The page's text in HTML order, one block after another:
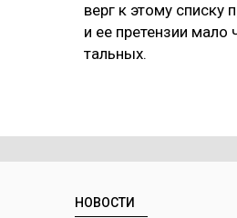
верг к это­му спис­ку
и ее пре­тен­зии
таль­ных.
НОВОСТИ